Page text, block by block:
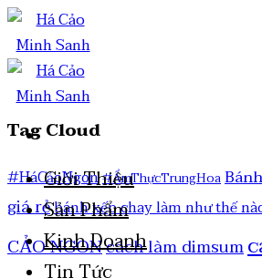
Giới Thiệu
Sản Phẩm
Kinh Doanh
Tag Cloud
#HáCảoNgon#ẨmThựcTrungHoa
giá rẻbánh xếp chay làm như thế
CẢO NGONcách làm dimsum